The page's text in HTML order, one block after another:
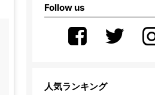
Follow us
人気ランキング